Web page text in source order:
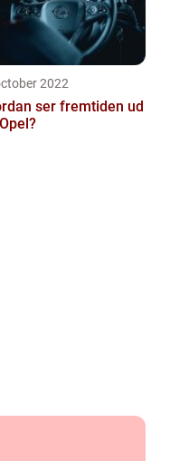
2022
ser fremtiden ud